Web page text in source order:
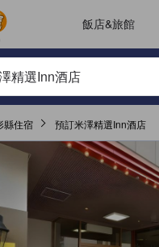
飯店&旅館
稱或關鍵字查詢，使用上下鍵或
縣住宿 預訂米澤精選Inn酒店